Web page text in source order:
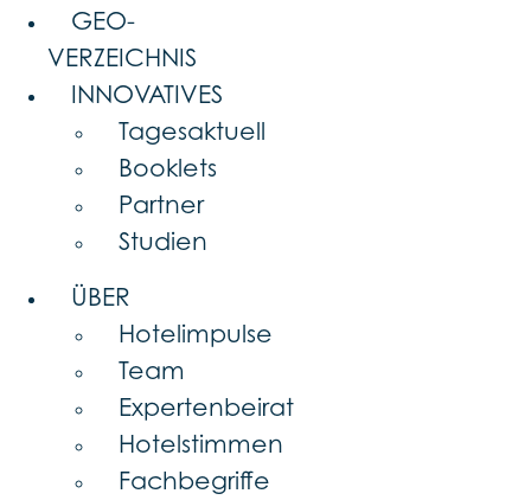
GEO-
VERZEICHNIS
INNOVATIVES
Tagesaktuell
Booklets
Partner
Studien
ÜBER
Hotelimpulse
Team
Expertenbeirat
Hotelstimmen
Fachbegriffe